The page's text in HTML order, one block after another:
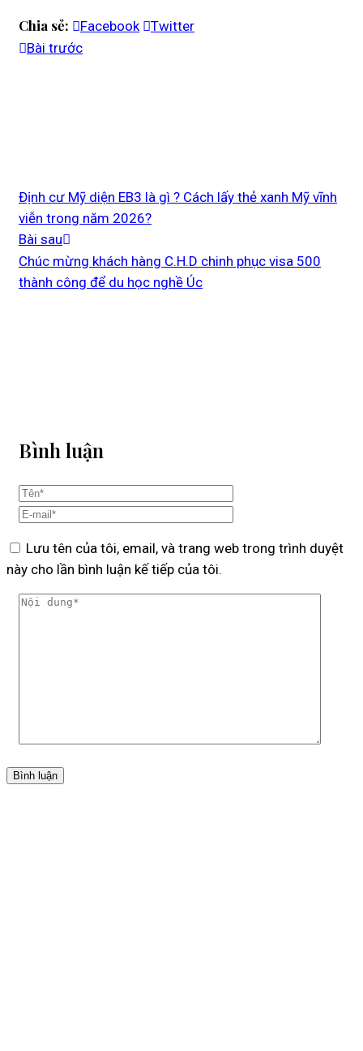
Chia sẻ: Facebook
Twitter
Bài trước
Định cư Mỹ diện EB3 là gì ? Cách lấy thẻ xanh Mỹ vĩnh
viễn trong năm 2026?
Bài sau
Chúc mừng khách hàng C.H.D chinh phục visa 500
thành công để du học nghề Úc
Bình luận
Lưu tên của tôi, email, và trang web trong trình duyệt
này cho lần bình luận kế tiếp của tôi.